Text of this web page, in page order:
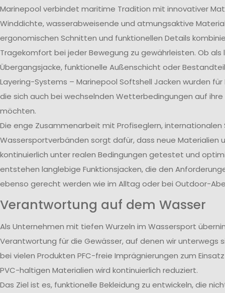
Marinepool verbindet maritime Tradition mit innovativer
Winddichte, wasserabweisende und atmungsaktive
ergonomischen Schnitten und funktionellen Details
Tragekomfort bei jeder Bewegung zu gewährleisten. Ob als
Übergangsjacke, funktionelle Außenschicht oder
Layering-Systems – Marinepool Softshell Jacken wurden
die sich auch bei wechselnden Wetterbedingungen auf ihre
möchten.
Die enge Zusammenarbeit mit Profiseglern,
Wassersportverbänden sorgt dafür, dass neue Materialien
kontinuierlich unter realen Bedingungen getestet und
entstehen langlebige Funktionsjacken, die den
ebenso gerecht werden wie im Alltag oder bei Outdoor-
Verantwortung auf dem Wasser
Als Unternehmen mit tiefen Wurzeln im Wassersport
Verantwortung für die Gewässer, auf denen wir unterwegs
bei vielen Produkten PFC-freie Imprägnierungen zum
PVC-haltigen Materialien wird kontinuierlich reduziert.
Das Ziel ist es, funktionelle Bekleidung zu entwickeln, die